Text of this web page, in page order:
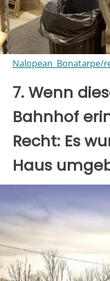
Nalopean_Bonatarpe/
7. Wenn
Bahnhof
Recht: Es
Haus